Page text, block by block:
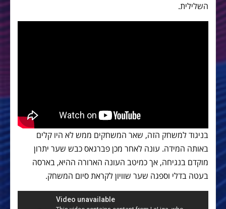
השלילית.
בניגוד למשחק הזה, שאר המשחקים ממש לא היו קלים
באותה המידה. עונה לאחר מכן פברגאס כבש שער יתרון
מוקדם בנגיחה, אך כמיטב העונה הארורה ההיא, בארסה
בעטה בדלי וספגה שער שוויון לקראת סיום המשחק.